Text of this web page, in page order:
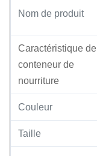
Nom de produit
Caractéristique de
conteneur de
nourriture
Couleur
Taille